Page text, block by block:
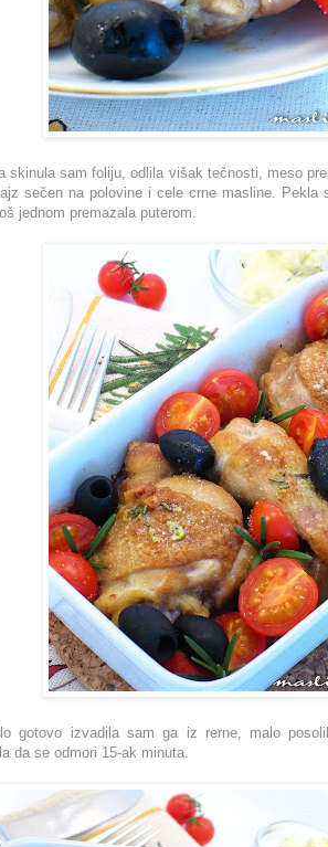
skinula sam foliju, odlila višak tečnosti, meso
sečen na polovine i cele crne masline. Pekla
jednom premazala puterom.
gotovo izvadila sam ga iz rerne, malo
da se odmori 15-ak minuta.